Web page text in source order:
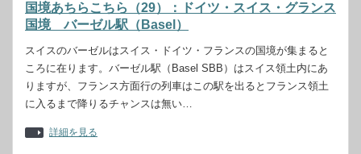
国境あちらこちら（29）：ドイツ・スイス・グランス
国境 バーゼル駅（Basel）
スイスのバーゼルはスイス・ドイツ・フランスの国境が集まると
ころに在ります。バーゼル駅（Basel SBB）はスイス領土内にあ
りますが、フランス方面行の列車はこの駅を出るとフランス領土
に入るまで降りるチャンスは無い…
詳細を見る